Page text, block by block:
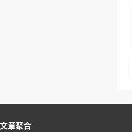
文章聚合